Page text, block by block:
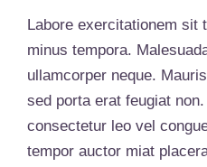
Labore exercitationem sit
minus tempora.
ullamcorper neque.
sed porta erat feugiat
consectetur leo vel
tempor auctor miat